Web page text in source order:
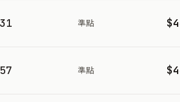
準點
準點